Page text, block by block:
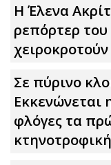
Η Έλενα
ρεπόρτερ του
χειροκροτούν
Σε πύρινο
Εκκενώνεται
φλόγες τα